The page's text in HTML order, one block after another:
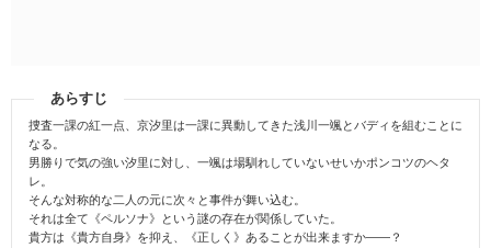
あらすじ
捜査一課の紅一点、京汐里は一課に異動してきた浅川一颯とバディを組むことに
なる。
男勝りで気の強い汐里に対し、一颯は場馴れしていないせいかポンコツのヘタ
レ。
そんな対称的な二人の元に次々と事件が舞い込む。
それは全て《ペルソナ》という謎の存在が関係していた。
貴方は《貴方自身》を抑え、《正しく》あることが出来ますか――？